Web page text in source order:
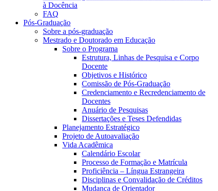
à Docência
FAQ
Pós-Graduação
Sobre a pós-graduação
Mestrado e Doutorado em Educação
Sobre o Programa
Estrutura, Linhas de Pesquisa e Corpo
Docente
Objetivos e Histórico
Comissão de Pós-Graduação
Credenciamento e Recredenciamento de
Docentes
Anuário de Pesquisas
Dissertações e Teses Defendidas
Planejamento Estratégico
Projeto de Autoavaliação
Vida Acadêmica
Calendário Escolar
Processo de Formação e Matrícula
Proficiência – Língua Estrangeira
Disciplinas e Convalidação de Créditos
Mudança de Orientador